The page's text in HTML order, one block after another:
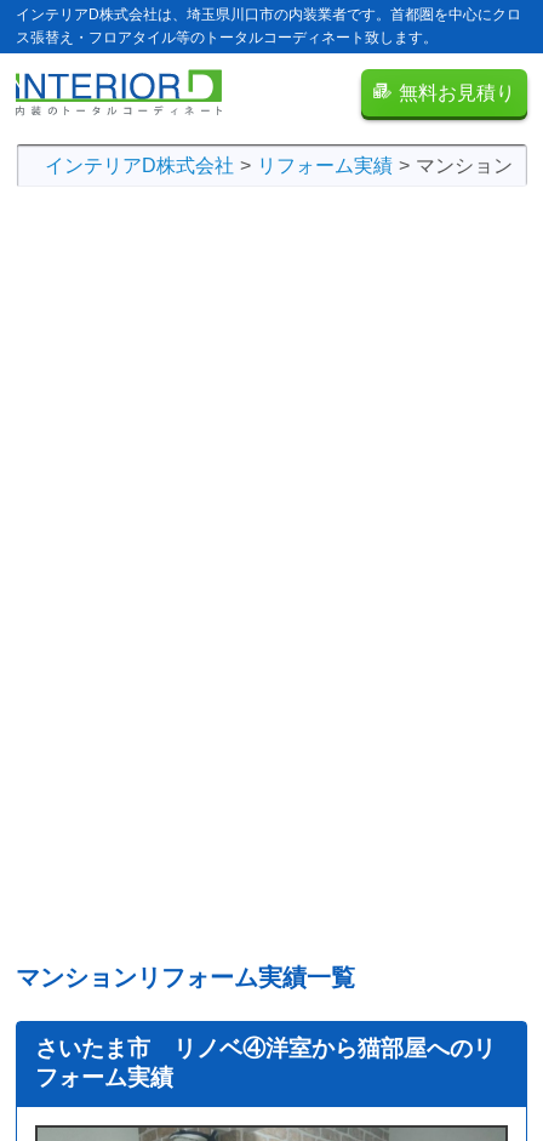
インテリアD株式会社は、埼玉県川口市の内装業者です。首都圏を中心にクロ
ス張替え・フロアタイル等のトータルコーディネート致します。
無料お見積り
インテリアD株式会社 リフォーム実績 マンション
マンションリフォーム実績一覧
さいたま市 リノベ④洋室から猫部屋へのリ
フォーム実績